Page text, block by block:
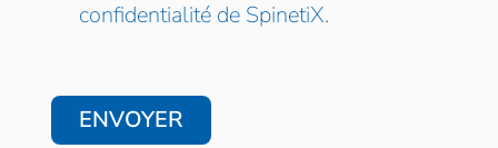
confidentialité de SpinetiX.